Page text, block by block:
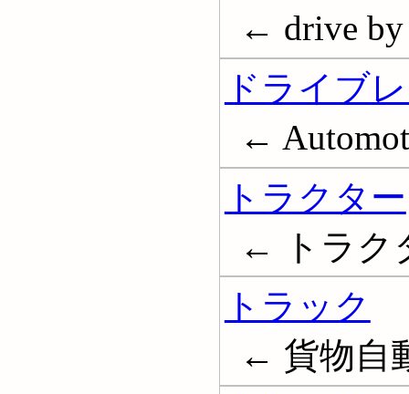
← drive
ドライブ
←
トラクター
← トラク
トラック
← 貨物自